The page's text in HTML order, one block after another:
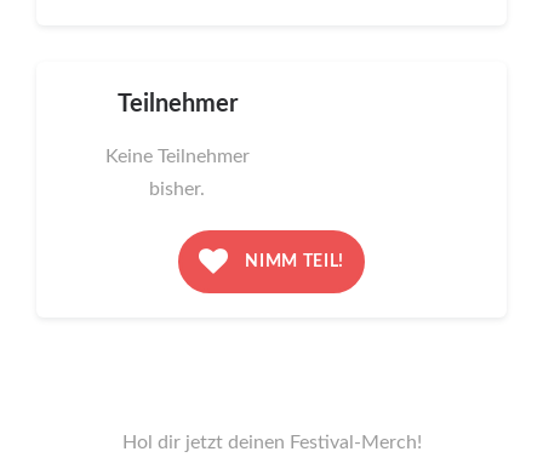
Teilnehmer
Keine Teilnehmer
bisher.
NIMM TEIL!
Hol dir jetzt deinen Festival-Merch!